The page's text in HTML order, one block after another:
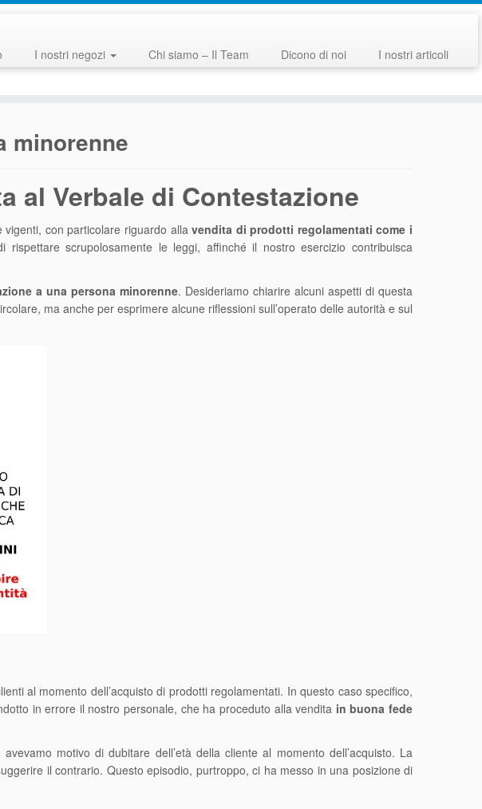
I nostri negozi Chi siamo – Il Team Dicono di noi I nostri articoli
minorenne
al Verbale di Contestazione
vigenti, con particolare riguardo allavendita di prodotti regolamentati come i
scrupolosamente le leggi, affinché il nostro esercizio contribuisca
a una persona minorenne. Desideriamo chiarire alcuni aspetti di questa
ma anche per esprimere alcune riflessioni sull’operato delle autorità e sul
al momento dell’acquisto di prodotti regolamentati. In questo caso specifico,
in errore il nostro personale, che ha proceduto alla vendita in buona fede
motivo di dubitare dell’età della cliente al momento dell’acquisto. La
il contrario. Questo episodio, purtroppo, ci ha messo in una posizione di